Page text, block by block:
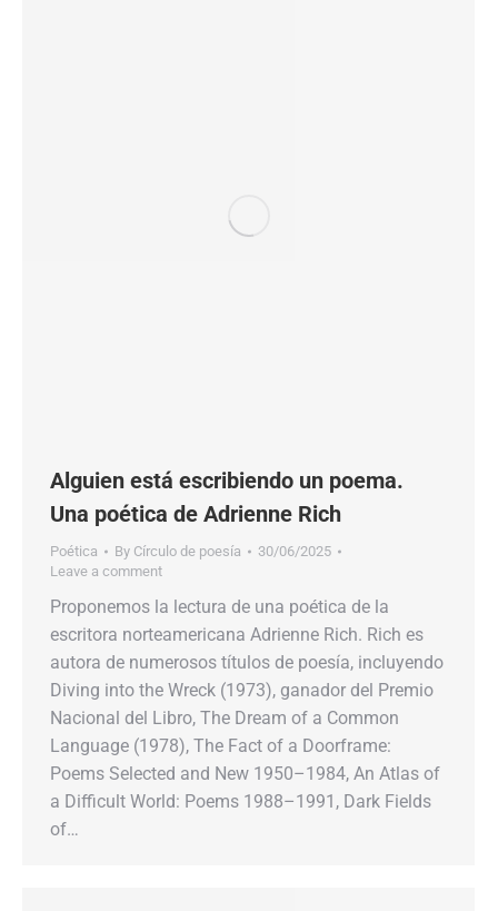
Alguien está escribiendo un poema.
Una poética de Adrienne Rich
Poética By Círculo de poesía
30/06/2025
Leave a comment
Proponemos la lectura de una poética de la
escritora norteamericana Adrienne Rich. Rich es
autora de numerosos títulos de poesía, incluyendo
Diving into the Wreck (1973), ganador del Premio
Nacional del Libro, The Dream of a Common
Language (1978), The Fact of a Doorframe:
Poems Selected and New 1950–1984, An Atlas of
a Difficult World: Poems 1988–1991, Dark Fields
of…